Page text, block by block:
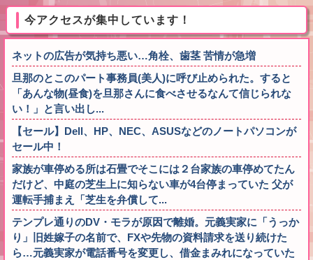
今アクセスが集中しています！
ネットの広告が気持ち悪い…角栓、歯茎 苦情が急増
旦那のとこのパート事務員(美人)に呼び止められた。すると
「あんな物(昼食)を旦那さんに食べさせるなんて信じられな
い！」と言い出し...
【セール】Dell、HP、NEC、ASUSなどのノートパソコンが
セール中！
家族が車停める所は石畳でそこには２台家族の車停めてたん
だけど、中庭の芝生上に知らない車が4台停まっていた 父が
運転手捕まえ「芝生を弁償して...
テンプレ通りのDV・モラが原因で離婚。元義実家に「うっか
り」旧姓嫁子の名前で、FXや先物の資料請求を送り続けた
ら…元義実家が電話番号を変更し、借金まみれになっていた